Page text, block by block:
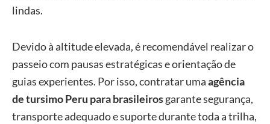
lindas.
Devido à altitude elevada, é recomendável realizar o
passeio com pausas estratégicas e orientação de
guias experientes. Por isso, contratar umaagência
de tursimo Peru para brasileirosgarante segurança,
transporte adequado e suporte durante toda a trilha,